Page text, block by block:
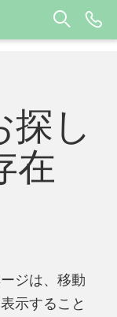
探し
在
ジは、移動
示すること